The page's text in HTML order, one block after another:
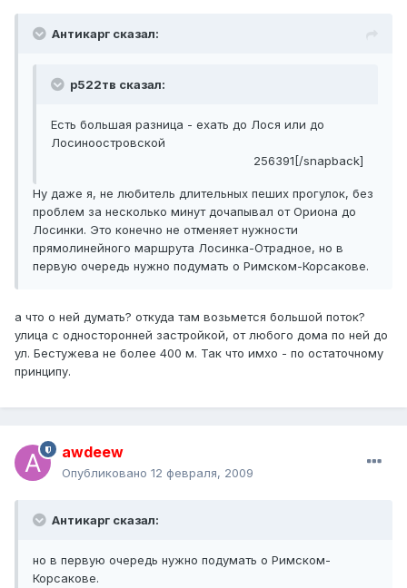
Антикарг сказал:
р522тв сказал:
Есть большая разница - ехать до Лося или до
Лосиноостровской
256391[/snapback]
Ну даже я, не любитель длительных пеших прогулок, без
проблем за несколько минут дочапывал от Ориона до
Лосинки. Это конечно не отменяет нужности
прямолинейного маршрута Лосинка-Отрадное, но в
первую очередь нужно подумать о Римском-Корсакове.
а что о ней думать? откуда там возьмется большой поток?
улица с односторонней застройкой, от любого дома по ней до
ул. Бестужева не более 400 м. Так что имхо - по остаточному
принципу.
awdeew
Опубликовано 12 февраля, 2009
Антикарг сказал:
но в первую очередь нужно подумать о Римском-
Корсакове.